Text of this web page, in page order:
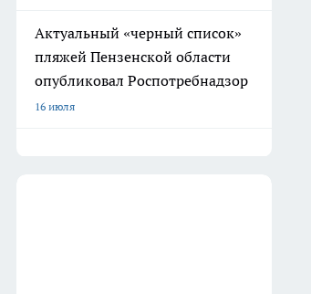
Актуальный «черный список»
пляжей Пензенской области
опубликовал Роспотребнадзор
16 июля